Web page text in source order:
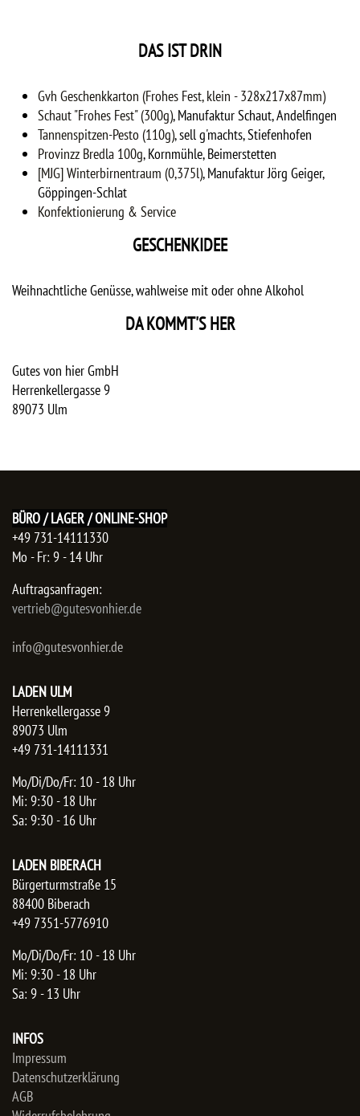
DAS IST DRIN
Gvh Geschenkkarton (Frohes Fest, klein - 328x217x87mm)
Schaut "Frohes Fest" (300g),Manufaktur Schaut, Andelfingen
Tannenspitzen-Pesto (110g),sell g'machts, Stiefenhofen
Provinzz Bredla 100g,Kornmühle, Beimerstetten
[MJG] Winterbirnentraum (0,375l),Manufaktur Jörg Geiger,
Göppingen-Schlat
Konfektionierung & Service
GESCHENKIDEE
Weihnachtliche Genüsse, wahlweise mit oder ohne Alkohol
DA KOMMT'S HER
Gutes von hier GmbH
Herrenkellergasse 9
89073 Ulm
BÜRO / LAGER / ONLINE-SHOP
+49 731-14111330
Mo - Fr: 9 - 14 Uhr
Auftragsanfragen:
​vertrieb@gutesvonhier.de
info@gutesvonhier.de
LADEN ULM
Herrenkellergasse 9
89073 Ulm
+49 731-14111331
Mo/Di/Do/Fr: 10 - 18 Uhr
Mi: 9:30 - 18 Uhr
Sa: 9:30 - 16 Uhr
LADEN BIBERACH
Bürgerturmstraße 15
88400 Biberach
+49 7351-5776910
Mo/Di/Do/Fr: 10 - 18 Uhr
Mi: 9:30 - 18 Uhr
Sa: 9 - 13 Uhr
INFOS
Impressum
Datenschutzerklärung
AGB